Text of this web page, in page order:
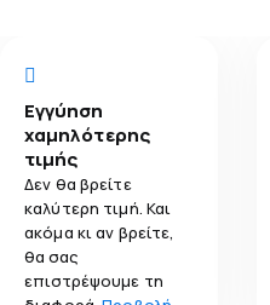
Εγγύηση
χαμηλότερης
τιμής
Δεν θα βρείτε
καλύτερη τιμή. Και
ακόμα κι αν βρείτε,
θα σας
επιστρέψουμε τη